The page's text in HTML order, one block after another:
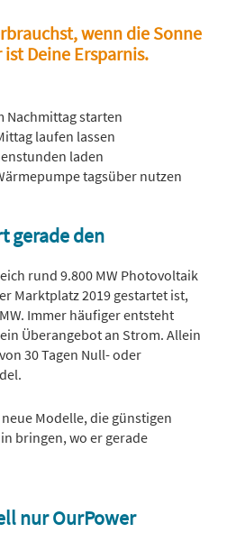
wenn die Sonne
Deine Ersparnis.
Nachmittag starten
laufen lassen
laden
tagsüber nutzen
gerade den
rund 9.800 MW Photovoltaik
Marktplatz 2019 gestartet ist,
Immer häufiger entsteht
Überangebot an Strom. Allein
30 Tagen Null- oder
Modelle, die günstigen
bringen, wo er gerade
nur OurPower